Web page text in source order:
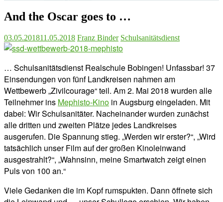
And the Oscar goes to …
03.05.201811.05.2018 Franz Binder Schulsanitätsdienst
… Schulsanitätsdienst Realschule Bobingen! Unfassbar! 37
Einsendungen von fünf Landkreisen nahmen am
Wettbewerb „Zivilcourage“ teil. Am 2. Mai 2018 wurden alle
Teilnehmer ins Mephisto-Kino in Augsburg eingeladen. Mit
dabei: Wir Schulsanitäter. Nacheinander wurden zunächst
alle dritten und zweiten Plätze jedes Landkreises
ausgerufen. Die Spannung stieg. „Werden wir erster?“, „Wird
tatsächlich unser Film auf der großen Kinoleinwand
ausgestrahlt?“, „Wahnsinn, meine Smartwatch zeigt einen
Puls von 100 an.“
Viele Gedanken die im Kopf rumspukten. Dann öffnete sich